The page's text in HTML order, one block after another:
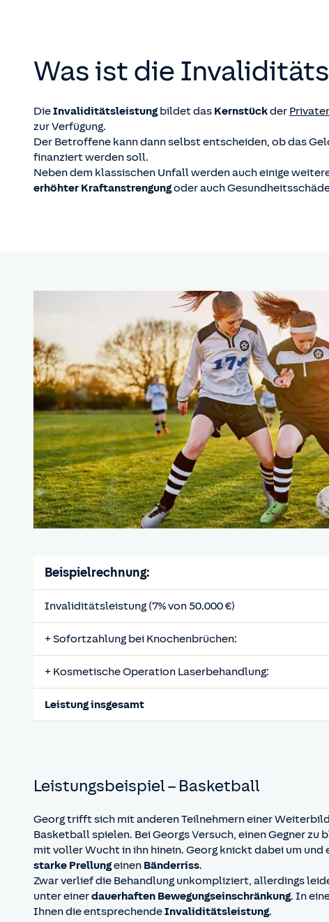
Was ist die
DieInvaliditätsleistungbildet das Kernstückder
zur Verfügung.
Der Betroffene kann dann selbst entscheiden, ob das
finanziert werden soll.
Neben dem klassischen Unfall werden auch einige
erhöhter Kraftanstrengungoder auch
Beispielrechnung:
Invaliditätsleistung (7% von 50.000 €)
+ Sofortzahlung bei Knochenbrüchen:
+ Kosmetische Operation Laserbehandlung:
Leistung insgesamt
Leistungsbeispiel – Basketball
Georg trifft sich mit anderen Teilnehmern einer
Basketball spielen. Bei Georgs Versuch, einen Gegner zu
mit voller Wucht in ihn hinein. Georg knickt dabei um und
starke Prellungeinen Bänderriss.
Zwar verlief die Behandlung unkompliziert, allerdings
unter einerdauerhaften Bewegungseinschränkung. In
Ihnen die entsprechendeInvaliditätsleistung.